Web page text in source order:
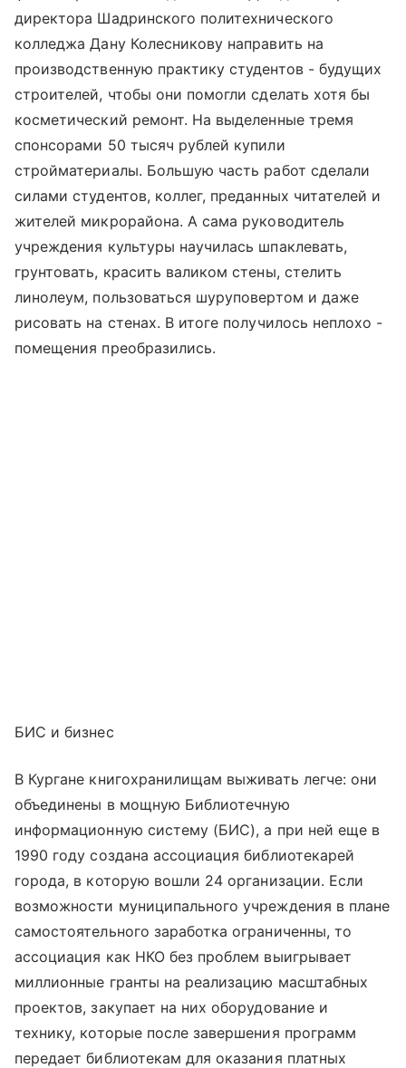
директора Шадринского политехнического
колледжа Дану Колесникову направить на
производственную практику студентов - будущих
строителей, чтобы они помогли сделать хотя бы
косметический ремонт. На выделенные тремя
спонсорами 50 тысяч рублей купили
стройматериалы. Большую часть работ сделали
силами студентов, коллег, преданных читателей и
жителей микрорайона. А сама руководитель
учреждения культуры научилась шпаклевать,
грунтовать, красить валиком стены, стелить
линолеум, пользоваться шуруповертом и даже
рисовать на стенах. В итоге получилось неплохо -
помещения преобразились.
БИС и бизнес
В Кургане книгохранилищам выживать легче: они
объединены в мощную Библиотечную
информационную систему (БИС), а при ней еще в
1990 году создана ассоциация библиотекарей
города, в которую вошли 24 организации. Если
возможности муниципального учреждения в плане
самостоятельного заработка ограниченны, то
ассоциация как НКО без проблем выигрывает
миллионные гранты на реализацию масштабных
проектов, закупает на них оборудование и
технику, которые после завершения программ
передает библиотекам для оказания платных